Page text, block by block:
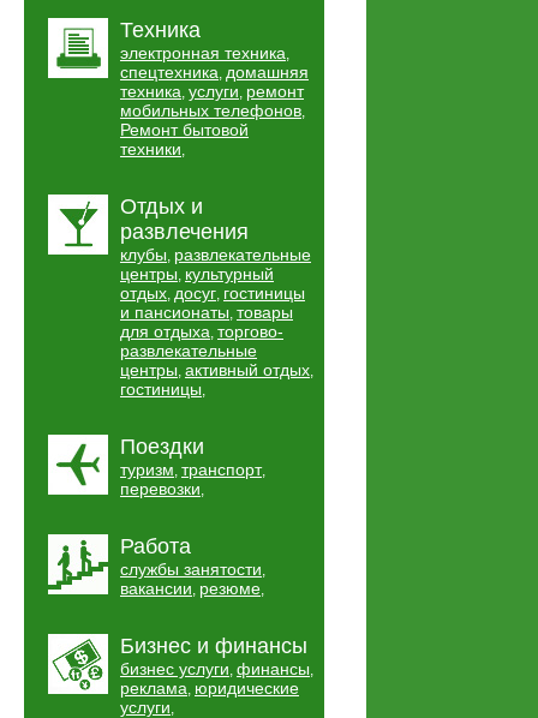
Техника
электронная техника,
спецтехника, домашняя
техника, услуги, ремонт
мобильных телефонов,
Ремонт бытовой
техники,
Отдых и
развлечения
клубы, развлекательные
центры, культурный
отдых, досуг, гостиницы
и пансионаты, товары
для отдыха, торгово-
развлекательные
центры, активный отдых,
гостиницы,
Поездки
туризм, транспорт,
перевозки,
Работа
службы занятости,
вакансии, резюме,
Бизнес и финансы
бизнес услуги, финансы,
реклама, юридические
услуги,